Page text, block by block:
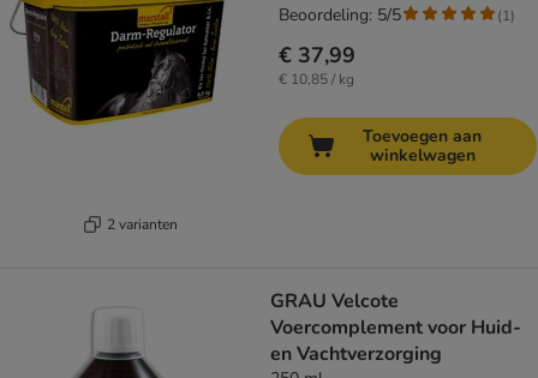
2 varianten
€ 37,99
€ 10,85 / kg
Beoordeling: 5/5 (1)
Toevoegen aan
winkelwagen
GRAU Velcote
Voercomplement voor Huid-
en Vachtverzorging